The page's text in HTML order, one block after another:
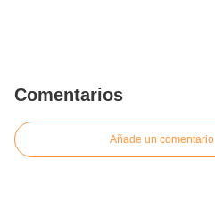
Comentarios
Añade un comentario